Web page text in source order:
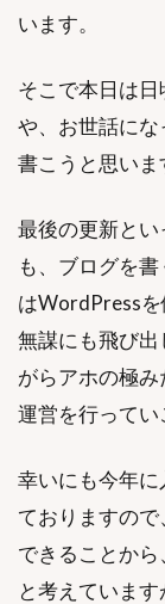
います。
そこで本日は
や、お世話に
書こうと思いま
最後の更新と
も、ブログを
はWordPress
無謀にも飛び
がらアホの極
運営を行ってい
幸いにも今年
ておりますの
できることか
と考えていま